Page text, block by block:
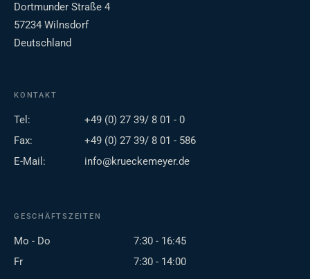
Dortmunder Straße 4
57234 Wilnsdorf
Deutschland
KONTAKT
Tel:
+49 (0) 27 39/ 8 01 - 0
Fax:
+49 (0) 27 39/ 8 01 - 586
E-Mail:
info@krueckemeyer.de
GESCHÄFTSZEITEN
Mo - Do
7:30 - 16:45
Fr
7:30 - 14:00